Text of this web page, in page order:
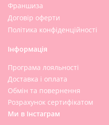
Франшиза
Договір оферти
Політика конфіденційності
Інформація
Програма лояльності
Доставка і оплата
Обмін та повернення
Розрахунок сертифікатом
Ми в Інстаграм